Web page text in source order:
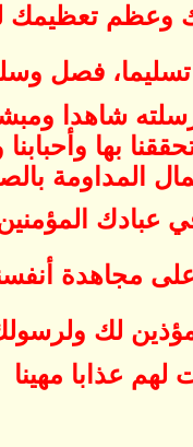
تعظيمك
فصل
شاهدا ومبشرا
بها
المداومة
المؤمنين
مجاهدة
لك
لهم عذابا مهينا